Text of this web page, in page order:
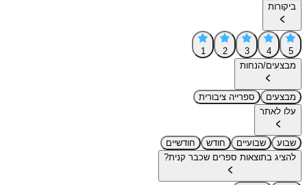
ביקורות
5
4
3
2
1
מבצעים/הנחות
מבצעים
ספרייה ציבורית
עלו לאתר
שבוע שבועיים חודש
חודשיים
להציג בתוצאות ספרים שכבר קנית?